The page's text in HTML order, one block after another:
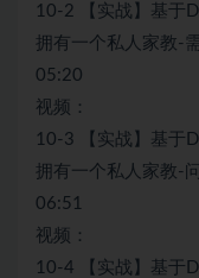
10-2 【实战】基于
拥有一个私人家教-
05:20
视频：
10-3 【实战】基于
拥有一个私人家教-
06:51
视频：
10-4 【实战】基于